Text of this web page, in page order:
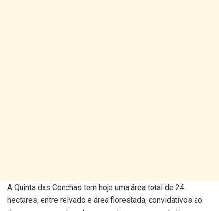
A Quinta das Conchas tem hoje uma área total de 24
hectares, entre relvado e área florestada, convidativos ao